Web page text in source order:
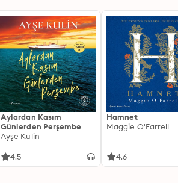
Aylardan Kasım
Günlerden Perşembe
Ayşe Kulin
4.5
Hamnet
Maggie O'Farrell
4.6